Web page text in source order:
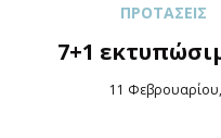
ΠΡΟΤΆΣΕΙΣ
7+1
Posted
11